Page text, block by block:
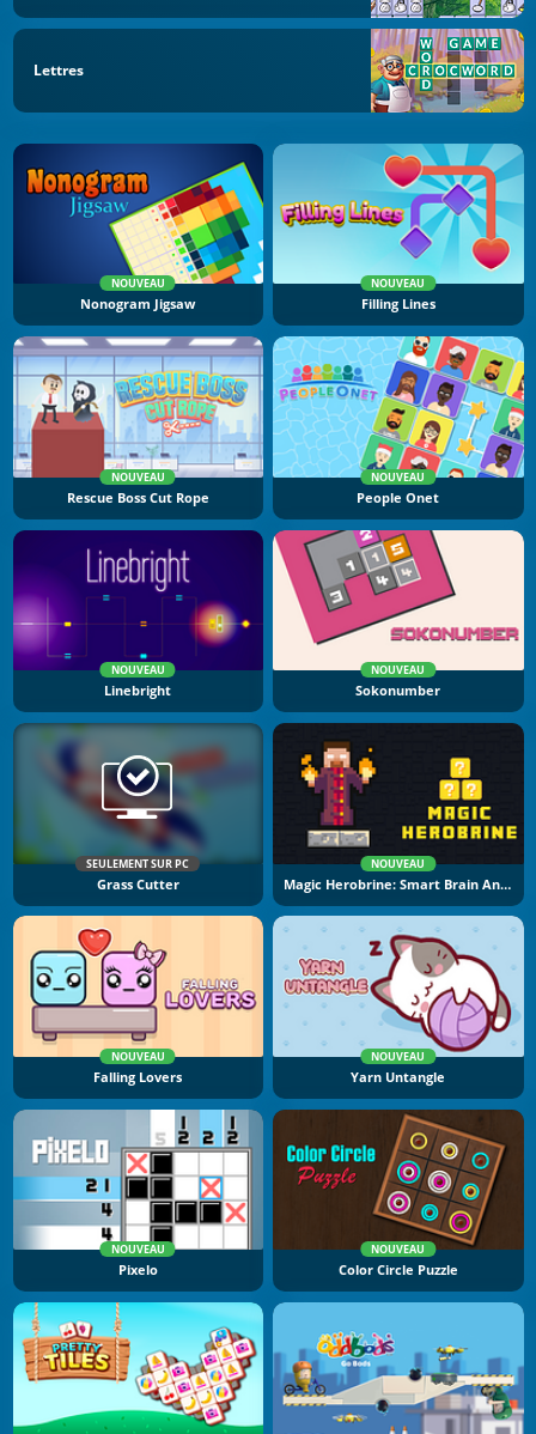
Lettres
NOUVEAU
Nonogram Jigsaw
NOUVEAU
Filling Lines
NOUVEAU
Rescue Boss Cut Rope
NOUVEAU
People Onet
NOUVEAU
Linebright
NOUVEAU
Sokonumber
SEULEMENT SUR PC
Grass Cutter
NOUVEAU
Magic Herobrine: Smart Brain And Puzzle Quest
NOUVEAU
Falling Lovers
NOUVEAU
Yarn Untangle
NOUVEAU
Pixelo
NOUVEAU
Color Circle Puzzle